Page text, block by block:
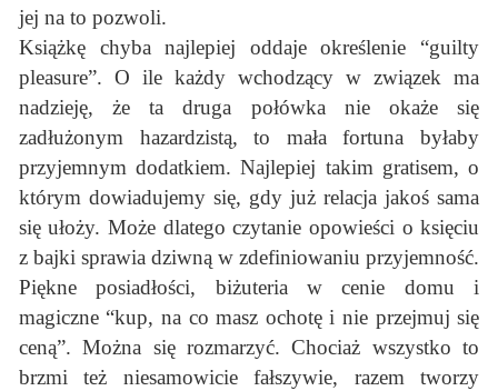
jej na to pozwoli.
Książkę chyba najlepiej oddaje określenie “guilty
pleasure”. O ile każdy wchodzący w związek ma
nadzieję, że ta druga połówka nie okaże się
zadłużonym hazardzistą, to mała fortuna byłaby
przyjemnym dodatkiem. Najlepiej takim gratisem, o
którym dowiadujemy się, gdy już relacja jakoś sama
się ułoży. Może dlatego czytanie opowieści o księciu
z bajki sprawia dziwną w zdefiniowaniu przyjemność.
Piękne posiadłości, biżuteria w cenie domu i
magiczne “kup, na co masz ochotę i nie przejmuj się
ceną”. Można się rozmarzyć. Chociaż wszystko to
brzmi też niesamowicie fałszywie, razem tworzy